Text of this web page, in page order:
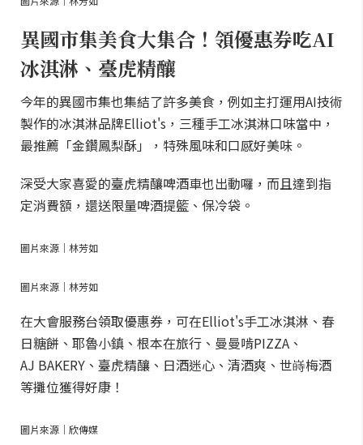
異國市集美食大集合！領優惠券吃AI
冰淇淋、臺虎精釀
今年的異國市集也集結了許多美食，例如主打運用AI技術
製作的冰淇淋品牌Elliot's，三種手工冰淇淋口味當中，
最推薦「金鑽鳳梨酥」，特殊風味和口感好美味。
深受大家喜愛的臺虎精釀啤酒車也出動囉，而且達到指
定消費額，還送限量啤酒提籃、保冷袋。
圖片來源｜林芳如
圖片來源｜林芳如
在大會服務台領取優惠券，可在Elliot's手工冰淇淋、春
日糖餅、耶魯小鎮、根本在旅行、曼曼啃PIZZA、
AJ BAKERY、臺虎精釀、日酒迷心、清酒爽、世嵵梅酒
等攤位獲得好康！
圖片來源｜欣傳媒